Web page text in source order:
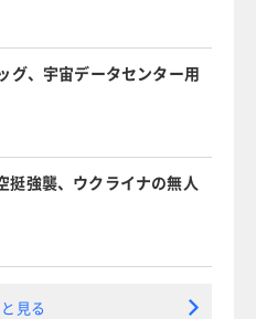
グ、宇宙データセンター用
挺強襲、ウクライナの無人
見る